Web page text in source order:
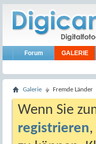
Forum GALERIE
Galerie Fremde Länder
Wenn Sie
registrieren